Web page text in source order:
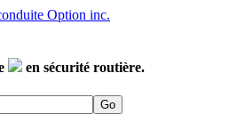
en sécurité routière.